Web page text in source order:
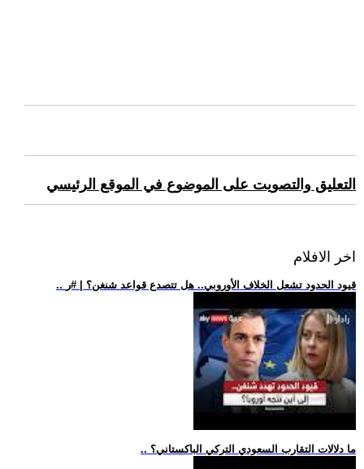
التعليق والتصويت على الموضوع في الموقع الرئيسي
اخر الافلام
.. قيود الحدود تشعل الخلاف الأوروبي.. هل تتصدع قواعد شنغن؟ | #ر
.. ما دلالات التقارب السعودي التركي الباكستاني؟